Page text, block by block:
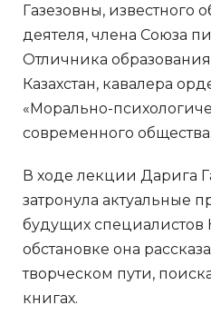
Газезовны, известного
деятеля, члена Союза
Отличника
Казахстан, кавалера
«Морально-
современного
В ходе лекции Дарига
затронула актуальные
будущих специалистов
обстановке она
творческом пути,
книгах.